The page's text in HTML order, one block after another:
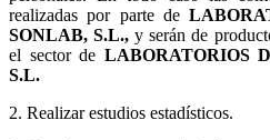
realizadas por parte de
SONLAB, S.L., y serán de
el sector de LABORATORIOS
S.L.
2. Realizar estudios estadísticos.